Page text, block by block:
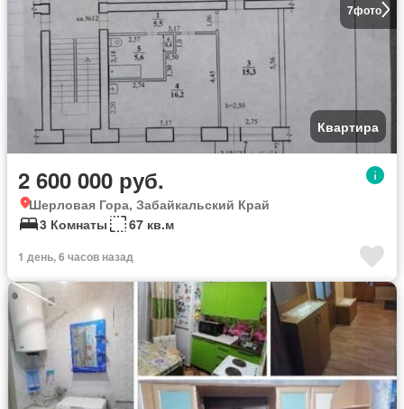
7фото
Квартира
2 600 000 руб.
Шерловая Гора, Забайкальский Край
3 Комнаты
67 кв.м
1 день, 6 часов назад